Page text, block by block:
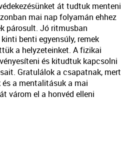
át tudtuk menteni
mai nap folyamán ehhez
párosult. Jó ritmusban
benti egyensúly, remek
a helyzeteinket. A fizikai
és kitudtuk kapcsolni
Gratulálok a csapatnak, mert
a mentalitásuk a mai
várom el a honvéd elleni